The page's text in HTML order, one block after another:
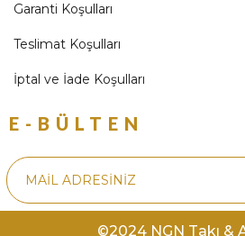
Garanti Koşulları
Teslimat Koşulları
İptal ve İade Koşulları
E-BÜLTEN
©2024 NGN Takı &